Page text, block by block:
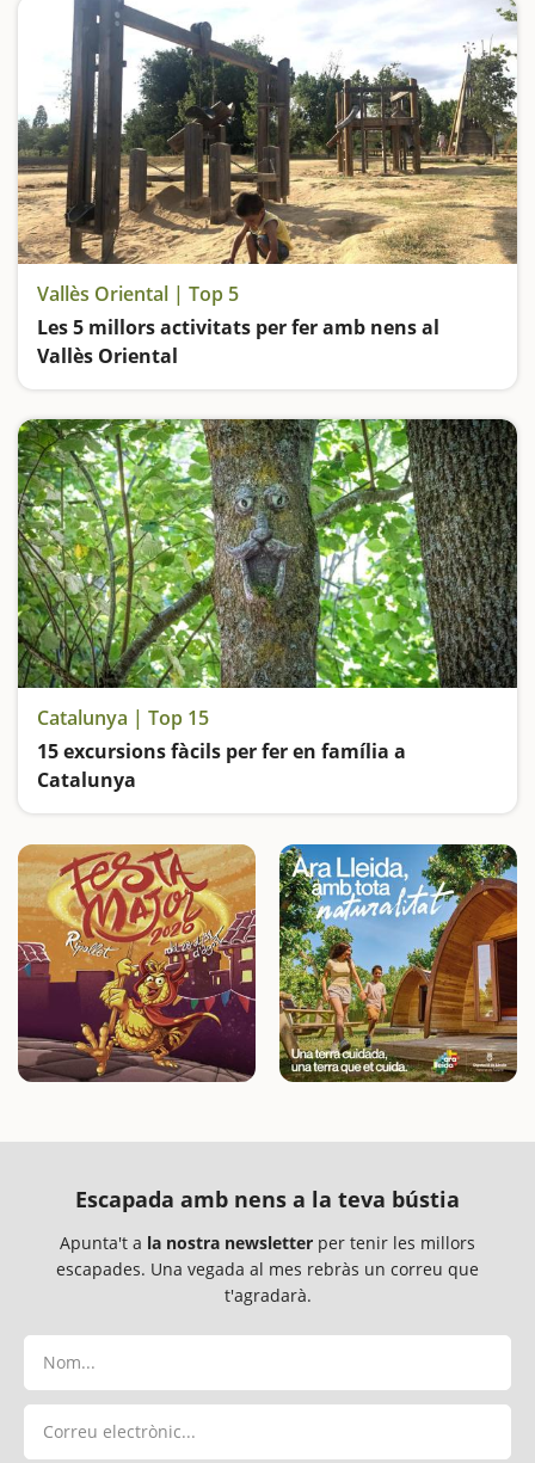
Vallès Oriental | Top 5
Les 5 millors activitats per fer amb nens al
Vallès Oriental
Catalunya | Top 15
15 excursions fàcils per fer en família a
Catalunya
Escapada amb nens a la teva bústia
Apunta't a la nostra newsletter per tenir les millors
escapades. Una vegada al mes rebràs un correu que
t'agradarà.